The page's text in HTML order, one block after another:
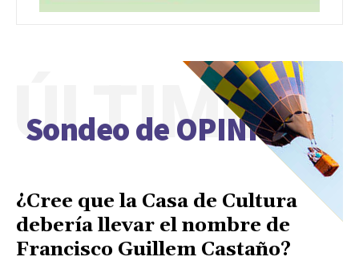
Sondeo de OPINIÓN
ÚLTIMO
¿Cree que la Casa de Cultura
debería llevar el nombre de
Francisco Guillem Castaño?